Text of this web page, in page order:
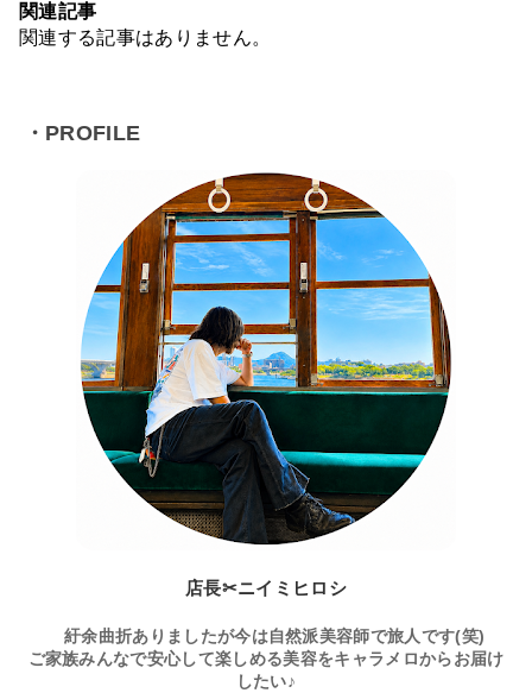
関連記事
関連する記事はありません。
・PROFILE
店長✂ニイミヒロシ
紆余曲折ありましたが今は自然派美容師で旅人です(笑)
ご家族みんなで安心して楽しめる美容をキャラメロからお届け
したい♪